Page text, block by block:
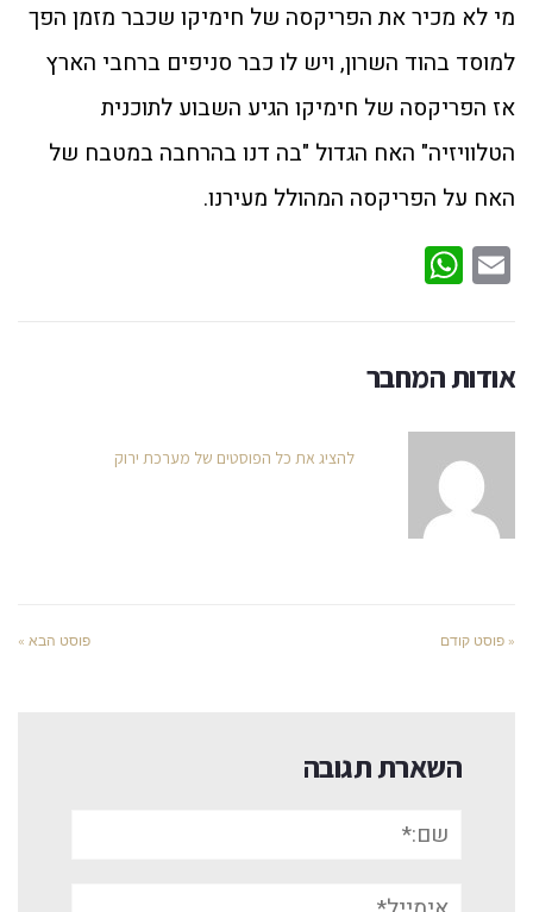
מי לא מכיר את הפריקסה של חימיקו שכבר מזמן הפך
למוסד בהוד השרון, ויש לו כבר סניפים ברחבי הארץ
אז הפריקסה של חימיקו הגיע השבוע לתוכנית
הטלוויזיה" האח הגדול "בה דנו בהרחבה במטבח של
האח על הפריקסה המהולל מעירנו.
Email
אודות המחבר
להציג את כל הפוסטים של מערכת ירוק
« פוסט קודם פוסט הבא »
השארת תגובה
אימייל*